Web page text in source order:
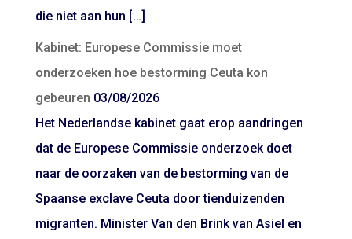
die niet aan hun […]
Kabinet: Europese Commissie moet
onderzoeken hoe bestorming Ceuta kon
gebeuren 03/08/2026
Het Nederlandse kabinet gaat erop aandringen
dat de Europese Commissie onderzoek doet
naar de oorzaken van de bestorming van de
Spaanse exclave Ceuta door tienduizenden
migranten. Minister Van den Brink van Asiel en